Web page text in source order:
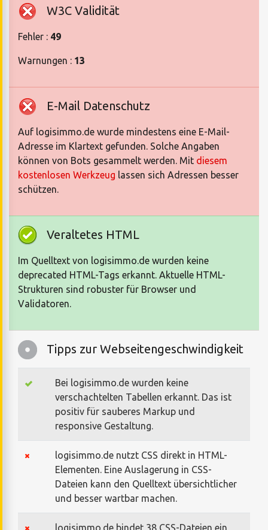
W3C Validität
Fehler : 49
Warnungen : 13
E-Mail Datenschutz
Auf logisimmo.de wurde mindestens eine E-Mail-
Adresse im Klartext gefunden. Solche Angaben
können von Bots gesammelt werden. Mit diesem
kostenlosen Werkzeug lassen sich Adressen besser
schützen.
Veraltetes HTML
Im Quelltext von logisimmo.de wurden keine
deprecated HTML-Tags erkannt. Aktuelle HTML-
Strukturen sind robuster für Browser und
Validatoren.
Tipps zur Webseitengeschwindigkeit
Bei logisimmo.de wurden keine
verschachtelten Tabellen erkannt. Das ist
positiv für sauberes Markup und
responsive Gestaltung.
logisimmo.de nutzt CSS direkt in HTML-
Elementen. Eine Auslagerung in CSS-
Dateien kann den Quelltext übersichtlicher
und besser wartbar machen.
logisimmo.de bindet 38 CSS-Dateien ein